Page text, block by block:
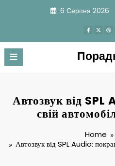
6 Серпня 2026
Автозвук від
свій
Home
Автозвук від SPL Audio: